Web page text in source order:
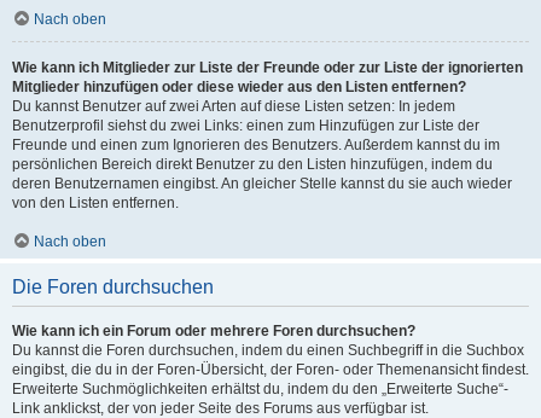
Nach oben
Wie kann ich Mitglieder zur Liste der Freunde oder zur Liste der ignorierten
Mitglieder hinzufügen oder diese wieder aus den Listen entfernen?
Du kannst Benutzer auf zwei Arten auf diese Listen setzen: In jedem
Benutzerprofil siehst du zwei Links: einen zum Hinzufügen zur Liste der
Freunde und einen zum Ignorieren des Benutzers. Außerdem kannst du im
persönlichen Bereich direkt Benutzer zu den Listen hinzufügen, indem du
deren Benutzernamen eingibst. An gleicher Stelle kannst du sie auch wieder
von den Listen entfernen.
Nach oben
Die Foren durchsuchen
Wie kann ich ein Forum oder mehrere Foren durchsuchen?
Du kannst die Foren durchsuchen, indem du einen Suchbegriff in die Suchbox
eingibst, die du in der Foren-Übersicht, der Foren- oder Themenansicht findest.
Erweiterte Suchmöglichkeiten erhältst du, indem du den „Erweiterte Suche“-
Link anklickst, der von jeder Seite des Forums aus verfügbar ist.